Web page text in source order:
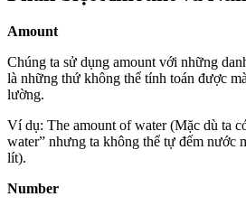
Amount
Chúng ta sử dụng amount với những
là những thứ không thể tính toán được
lường.
Ví dụ: The amount of water (Mặc dù ta
water” nhưng ta không thể tự đếm nước
lít).
Number